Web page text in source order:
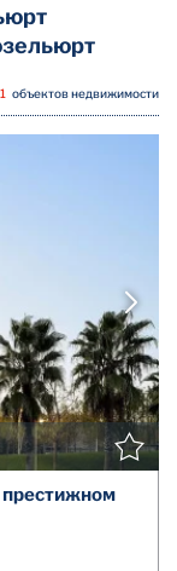
объектов недвижимости
престижном